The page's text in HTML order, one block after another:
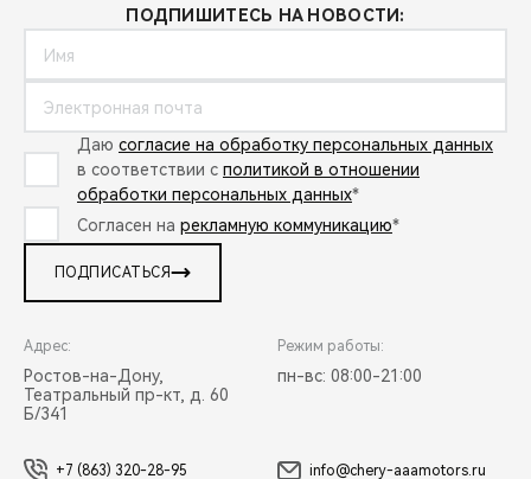
ПОДПИШИТЕСЬ НА НОВОСТИ:
Даю согласие на обработку персональных данных
в соответствии с политикой в отношении
обработки персональных данных*
Согласен на рекламную коммуникацию*
ПОДПИСАТЬСЯ
Адрес:
Ростов-на-Дону,
Театральный пр-кт, д. 60
Б/341
Режим работы:
пн-вс: 08:00-21:00
+7 (863) 320-28-95 info@chery-aaamotors.ru